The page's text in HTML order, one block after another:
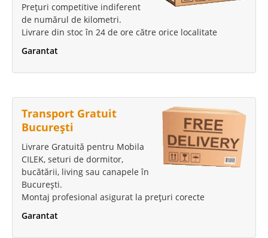
Prețuri competitive indiferent
de numărul de kilometri.
Livrare din stoc în 24 de ore către orice localitate
Garantat
Transport Gratuit
București
Livrare Gratuită pentru Mobila
CILEK, seturi de dormitor,
bucătării, living sau canapele în
București.
Montaj profesional asigurat la prețuri corecte
Garantat